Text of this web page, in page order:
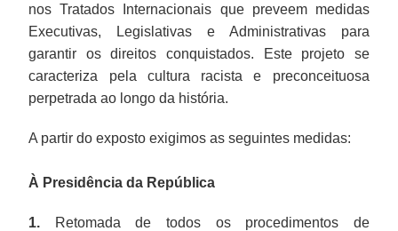
nos Tratados Internacionais que preveem medidas
Executivas, Legislativas e Administrativas para
garantir os direitos conquistados. Este projeto se
caracteriza pela cultura racista e preconceituosa
perpetrada ao longo da história.
A partir do exposto exigimos as seguintes medidas:
À Presidência da República
1. Retomada de todos os procedimentos de